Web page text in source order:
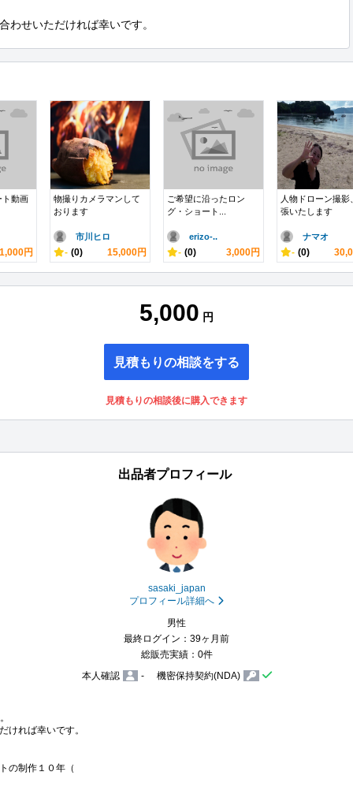
わせいただければ幸いです。
ト動画
1,000円
物撮りカメラマンして
おります
市川ヒロ
- (0) 15,000円
ご希望に沿ったロン
グ・ショート...
erizo-..
- (0) 3,000円
人物ドローン撮影
張いたします
ナマオ
- (0)
5,000 円
見積もりの相談をする
見積もりの相談後に購入できます
出品者プロフィール
sasaki_japan
プロフィール詳細へ
男性
最終ログイン：39ヶ月前
総販売実績：0件
本人確認
- 機密保持契約(NDA)
ければ幸いです。
の制作１０年（